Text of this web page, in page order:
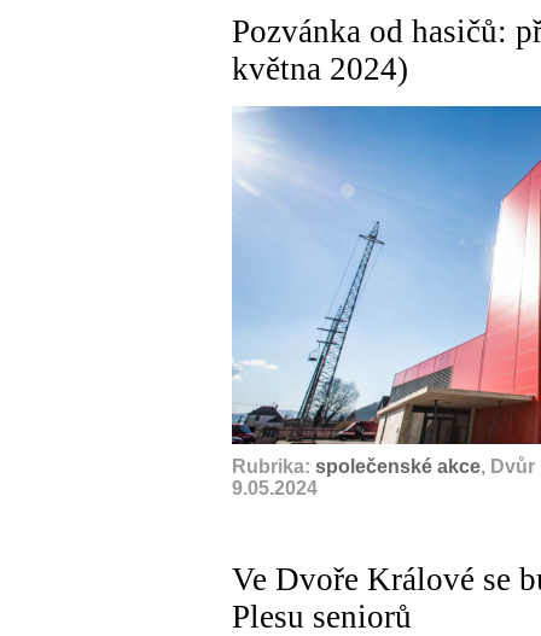
Pozvánka od hasičů:
května 2024)
Rubrika: společenské akce, Dvůr
9.05.2024
Ve Dvoře Králové se
Plesu seniorů